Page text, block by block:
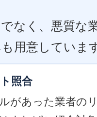
なく、悪質な
用意していま
照合
があった業者の